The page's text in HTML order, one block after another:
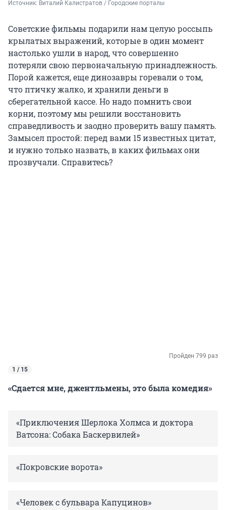
Источник: Виталий Калистратов / Городские порталы
Советские фильмы подарили нам целую россыпь
крылатых выражений, которые в один момент
настолько ушли в народ, что совершенно
потеряли свою первоначальную принадлежность.
Порой кажется, еще динозавры горевали о том,
что птичку жалко, и хранили деньги в
сберегательной кассе. Но надо помнить свои
корни, поэтому мы решили восстановить
справедливость и заодно проверить вашу память.
Замысел простой: перед вами 15 известных цитат,
и нужно только назвать, в каких фильмах они
прозвучали. Справитесь?
Пройден 799 раз
1 / 15
«Сдается мне, джентльмены, это была комедия»
«Приключения Шерлока Холмса и доктора
Ватсона: Собака Баскервилей»
«Покровские ворота»
«Человек с бульвара Капуцинов»